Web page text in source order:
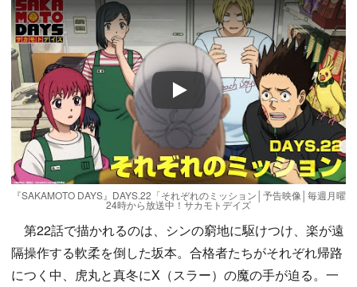
Play
『SAKAMOTO DAYS』DAYS.22「それぞれのミッション│予告映像│毎週月曜
24時から放送中！サカモトデイズ
第22話で描かれるのは、シンの窮地に駆けつけ、楽が遠
隔操作する軟柔を倒した坂本。合格者たちがそれぞれ帰路
につく中、虎丸と真冬にX（スラー）の魔の手が迫る。一